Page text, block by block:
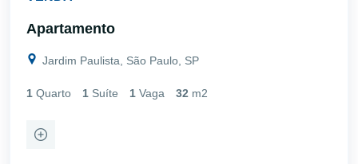
Apartamento
Jardim Paulista, São Paulo, SP
1 Quarto 1 Suíte 1 Vaga 32 m2